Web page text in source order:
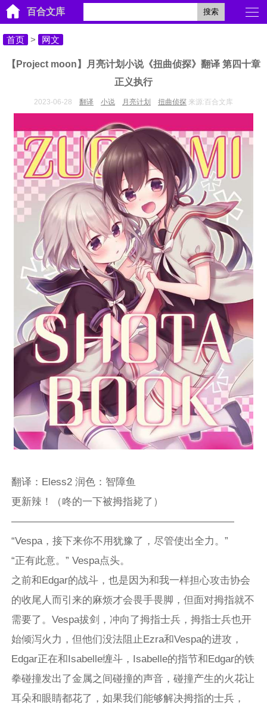
百合文库 搜索
首页 > 网文
【Project moon】月亮计划小说《扭曲侦探》翻译 第四十章
正义执行
2023-06-28 翻译 小说 月亮计划 扭曲侦探 来源:百合文库
翻译：Eless2 润色：智障鱼
更新辣！（咚的一下被拇指毙了）
——————————————————————
“Vespa，接下来你不用犹豫了，尽管使出全力。”
“正有此意。” Vespa点头。
之前和Edgar的战斗，也是因为和我一样担心攻击协会
的收尾人而引来的麻烦才会畏手畏脚，但面对拇指就不
需要了。Vespa拔剑，冲向了拇指士兵，拇指士兵也开
始倾泻火力，但他们没法阻止Ezra和Vespa的进攻，
Edgar正在和Isabelle缠斗，Isabelle的指节和Edgar的铁
拳碰撞发出了金属之间碰撞的声音，碰撞产生的火花让
耳朵和眼睛都花了，如果我们能够解决拇指的士兵，